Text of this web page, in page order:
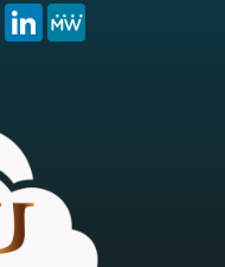
Pinterest
LinkedIn